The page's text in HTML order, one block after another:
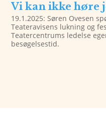
Vi kan ikke høre
19.1.2025: Søren Ovesen
Teateravisens lukning og
Teatercentrums ledelse
besøgelsestid.